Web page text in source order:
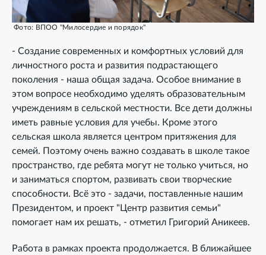
Фото: ВПОО "Милосердие и порядок"
- Создание современных и комфортных условий для
личностного роста и развития подрастающего
поколения - наша общая задача. Особое внимание в
этом вопросе необходимо уделять образовательным
учреждениям в сельской местности. Все дети должны
иметь равные условия для учебы. Кроме этого
сельская школа является центром притяжения для
семей. Поэтому очень важно создавать в школе такое
пространство, где ребята могут не только учиться, но
и заниматься спортом, развивать свои творческие
способности. Всё это - задачи, поставленные нашим
Президентом, и проект "Центр развития семьи"
помогает нам их решать, - отметил Григорий Аникеев.
Работа в рамках проекта продолжается. В ближайшее